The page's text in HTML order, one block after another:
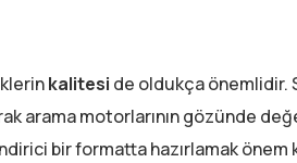
kalitesi de oldukça önemlidir.
arama motorlarının gözünde
bir formatta hazırlamak önem